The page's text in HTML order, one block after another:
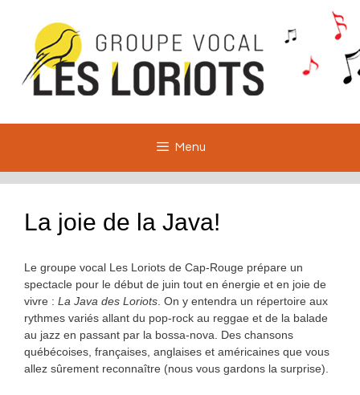
contenu
Menu
La joie de la Java!
Le groupe vocal Les Loriots de Cap-Rouge prépare un
spectacle pour le début de juin tout en énergie et en joie de
vivre : La Java des Loriots . On y entendra un répertoire aux
rythmes variés allant du pop-rock au reggae et de la balade
au jazz en passant par la bossa-nova. Des chansons
québécoises, françaises, anglaises et américaines que vous
allez sûrement reconnaître (nous vous gardons la surprise).